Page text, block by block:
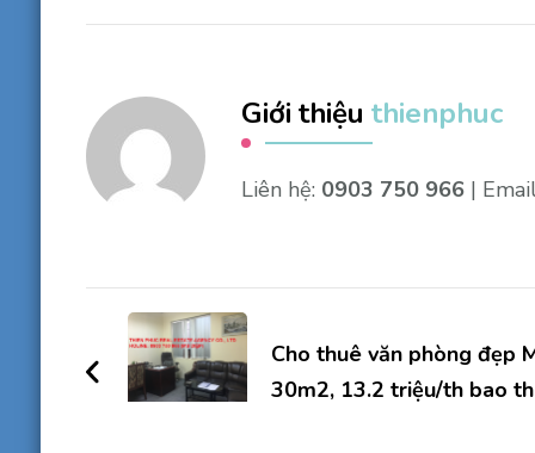
Giới thiệu thienphuc
Liên hệ: 0903 750 966|
Điều
hướng
bài
Cho thuê văn phòng đẹp
30m2, 13.2 triệu/th bao